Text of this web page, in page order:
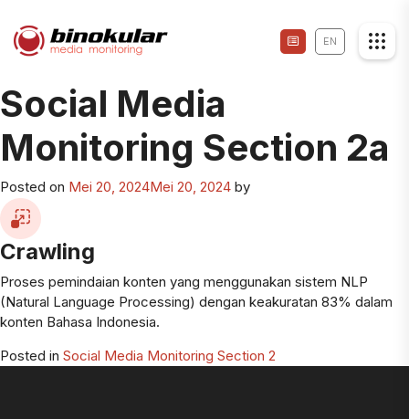
EN
Social Media
Monitoring Section 2a
Posted on Mei 20, 2024Mei 20, 2024 by
Crawling
Proses pemindaian konten yang menggunakan sistem NLP
(Natural Language Processing) dengan keakuratan 83% dalam
konten Bahasa Indonesia.
Posted in Social Media Monitoring Section 2